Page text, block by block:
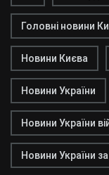
Головні новини
Новини Києва
Новини України
Новини України
Новини України